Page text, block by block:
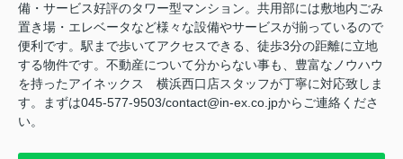
備・サービス好評のタワー型マンション。共用部には敷地内ごみ
置き場・エレベータなど様々な設備やサービスが揃っているので
便利です。駅まで歩いてアクセスできる、徒歩3分の距離に立地
する物件です。不動産について分からない事も、豊富なノウハウ
を持ったアイネックス 横浜西口店スタッフが丁寧に対応致しま
す。まずは045-577-9503/contact@in-ex.co.jpからご連絡くださ
い。